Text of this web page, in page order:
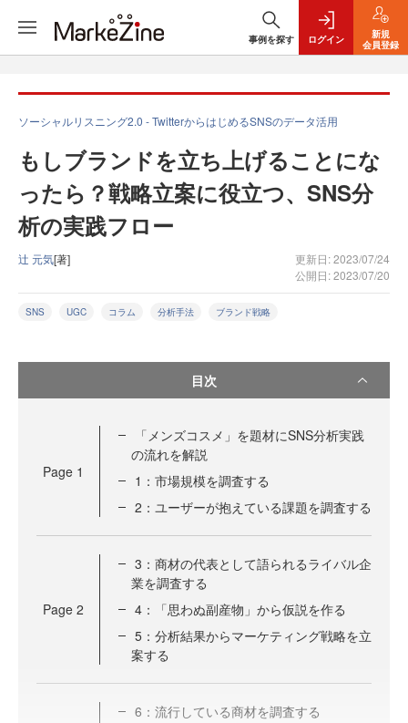
事例を探す ログイン
新規
会員登録
ソーシャルリスニング2.0 - TwitterからはじめるSNSのデータ活用
もしブランドを立ち上げることにな
ったら？戦略立案に役立つ、SNS分
析の実践フロー
辻 元気[著]
更新日: 2023/07/24
公開日: 2023/07/20
SNS UGC コラム 分析手法 ブランド戦略
目次
Page 1
「メンズコスメ」を題材にSNS分析実践
の流れを解説
1：市場規模を調査する
2：ユーザーが抱えている課題を調査する
Page 2
3：商材の代表として語られるライバル企
業を調査する
4：「思わぬ副産物」から仮説を作る
5：分析結果からマーケティング戦略を立
案する
6：流行している商材を調査する